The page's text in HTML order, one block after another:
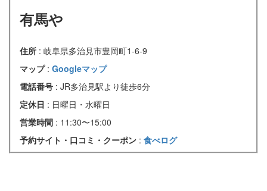
有馬や
住所 : 岐阜県多治見市豊岡町1-6-9
マップ : Googleマップ
電話番号 : JR多治見駅より徒歩6分
定休日 : 日曜日・水曜日
営業時間 : 11:30〜15:00
予約サイト・口コミ・クーポン : 食べログ